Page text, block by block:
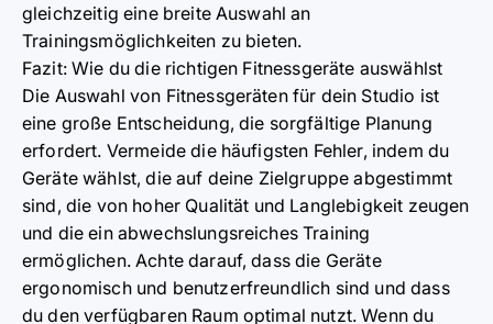
gleichzeitig eine breite Auswahl an
Trainingsmöglichkeiten zu bieten.
Fazit: Wie du die richtigen Fitnessgeräte auswählst
Die Auswahl von Fitnessgeräten für dein Studio ist
eine große Entscheidung, die sorgfältige Planung
erfordert. Vermeide die häufigsten Fehler, indem du
Geräte wählst, die auf deine Zielgruppe abgestimmt
sind, die von hoher Qualität und Langlebigkeit zeugen
und die ein abwechslungsreiches Training
ermöglichen. Achte darauf, dass die Geräte
ergonomisch und benutzerfreundlich sind und dass
du den verfügbaren Raum optimal nutzt. Wenn du